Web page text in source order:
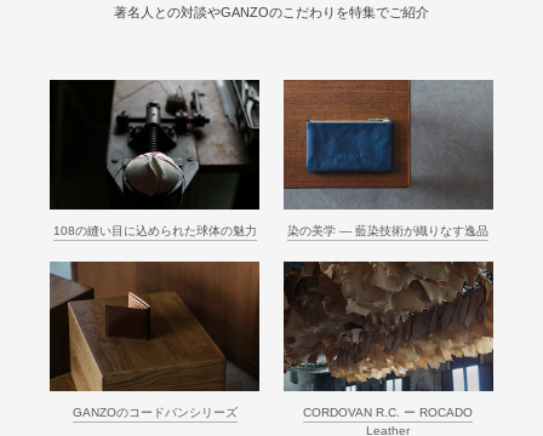
著名人との対談やGANZOのこだわりを特集でご紹介
108の縫い目に込められた球体の魅力 染の美学 ― 藍染技術が織りなす逸品
GANZOのコードバンシリーズ
CORDOVAN R.C. ー ROCADO
Leather